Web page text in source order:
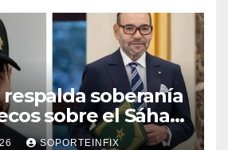
soberanía
sobre el Sáhara
SOPORTEINFIX